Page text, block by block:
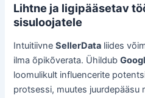
Lihtne ja ligipääsetav
sisuloojatele
IntuitiivneSellerData liides
ilma õpikõverata. Ühildub
loomulikult influencerite
protsessi, muutes juurdepääsu